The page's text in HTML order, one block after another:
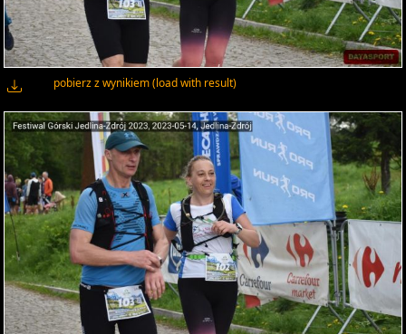
pobierz z wynikiem (load with result)